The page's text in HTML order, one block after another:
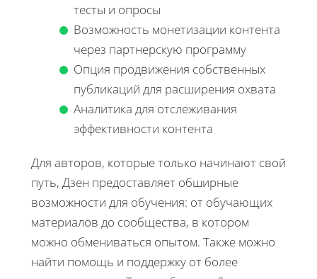
тесты и опросы
Возможность монетизации контента
через партнерскую программу
Опция продвижения собственных
публикаций для расширения охвата
Аналитика для отслеживания
эффективности контента
Для авторов, которые только начинают свой
путь, Дзен предоставляет обширные
возможности для обучения: от обучающих
материалов до сообщества, в котором
можно обмениваться опытом. Также можно
найти помощь и поддержку от более